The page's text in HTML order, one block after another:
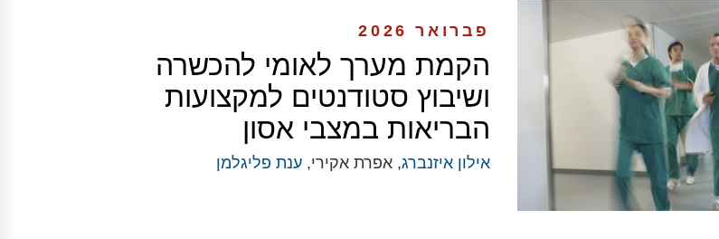
פברואר 2026
הקמת מערך לאומי להכשרה
ושיבוץ סטודנטים למקצועות
הבריאות במצבי אסון
אילון איזנברג, אפרת אקירי, ענת פליגלמן